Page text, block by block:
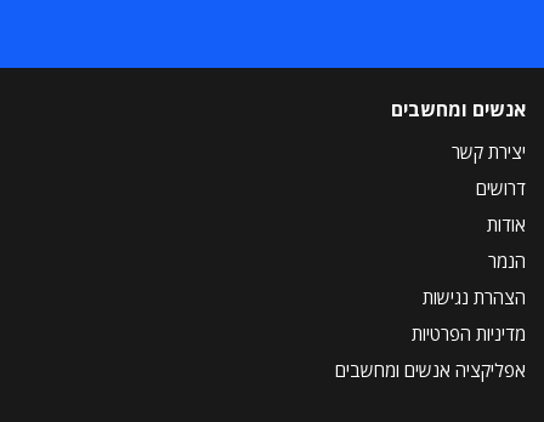
אנשים ומחשבים
יצירת קשר
דרושים
אודות
הנמר
הצהרת נגישות
מדיניות הפרטיות
אפליקציה אנשים ומחשבים